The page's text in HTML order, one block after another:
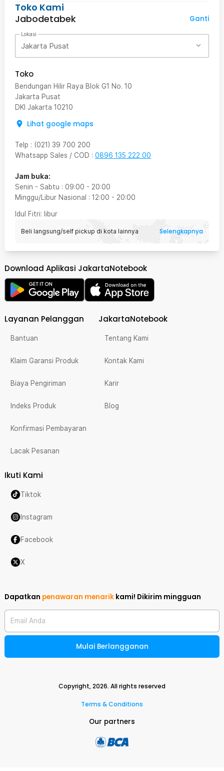
Toko Kami
Jabodetabek
Ganti
Lokasi
Jakarta Pusat
Toko
Bendungan Hilir Raya Blok G1 No. 10
Jakarta Pusat
DKI Jakarta 10210
Lihat google maps
Telp : (021) 39 700 200
Whatsapp Sales / COD : 0896 135 222 00
Jam buka:
Senin - Sabtu : 09:00 - 20:00
Minggu/Libur Nasional : 12:00 - 20:00
Idul Fitri: libur
Beli langsung/self pickup di kota lainnya Selengkapnya
Download Aplikasi JakartaNotebook
Layanan Pelanggan
Bantuan
Klaim Garansi Produk
Biaya Pengiriman
Indeks Produk
Konfirmasi Pembayaran
Lacak Pesanan
JakartaNotebook
Tentang Kami
Kontak Kami
Karir
Blog
Ikuti Kami
Tiktok
Instagram
Facebook
X
Dapatkan penawaran menarik kami! Dikirim mingguan
Email Anda
Mulai Berlangganan
Copyright,2026. All rights reserved
Terms & Conditions
Our partners